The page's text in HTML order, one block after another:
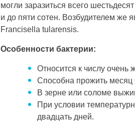
могли заразиться всего
и до пяти сотен. Возбудителем же
Francisella tularensis.
Особенности бактерии:
Относится к числу очень
Способна прожить месяц
В зерне или соломе
При условии
двадцать дней.